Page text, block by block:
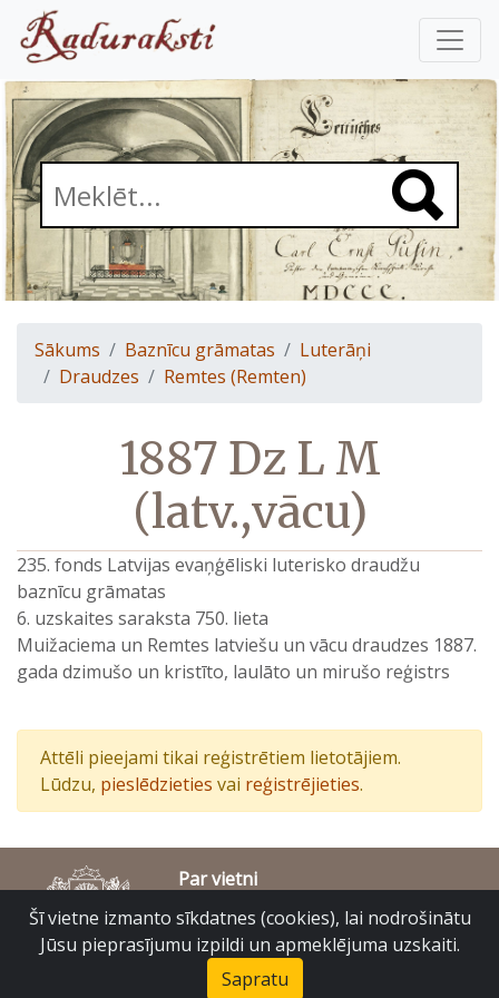
Sākums Baznīcu grāmatas
Luterāņi
Draudzes
Remtes (Remten)
1887 Dz L M
(latv.,vācu)
235. fonds Latvijas evaņģēliski luterisko draudžu
baznīcu grāmatas
6. uzskaites saraksta 750. lieta
Muižaciema un Remtes latviešu un vācu draudzes 1887.
gada dzimušo un kristīto, laulāto un mirušo reģistrs
Attēli pieejami tikai reģistrētiem lietotājiem.
Lūdzu, pieslēdzieties vai reģistrējieties.
Par vietni
Piekļūstamības paziņojums
© Latvijas Valsts vēstures arhīvs 2007-2026
Slokas iela 16, Rīga, LV – 1048
Šī vietne izmanto sīkdatnes (cookies), lai nodrošinātu
Jūsu pieprasījumu izpildi un apmeklējuma uzskaiti.
Sapratu